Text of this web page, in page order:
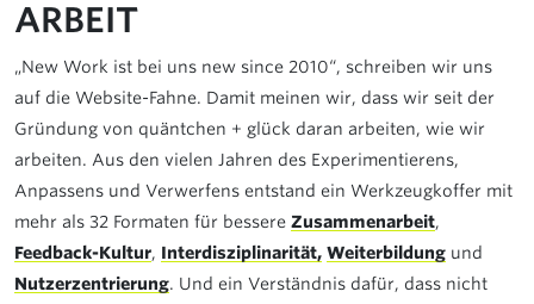
ARBEIT
„New Work ist bei uns new since 2010“, schreiben wir uns
auf die Website-Fahne. Damit meinen wir, dass wir seit der
Gründung von quäntchen + glück daran arbeiten, wie wir
arbeiten. Aus den vielen Jahren des Experimentierens,
Anpassens und Verwerfens entstand ein Werkzeugkoffer mit
mehr als 32 Formaten für bessere Zusammenarbeit,
Feedback-Kultur, Interdisziplinarität, Weiterbildung und
Nutzerzentrierung. Und ein Verständnis dafür, dass nicht